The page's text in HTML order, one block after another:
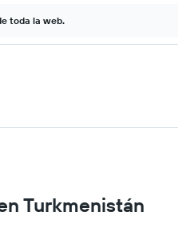
toda la web.
Turkmenistán